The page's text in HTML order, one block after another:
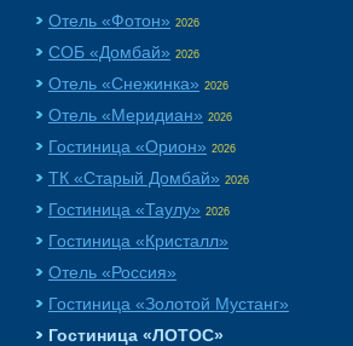
Отель «Фотон» 2026
СОБ «Домбай» 2026
Отель «Снежинка» 2026
Отель «Меридиан» 2026
Гостиница «Орион» 2026
ТК «Старый Домбай» 2026
Гостиница «Таулу» 2026
Гостиница «Кристалл»
Отель «Россия»
Гостиница «Золотой Мустанг»
Гостиница «ЛОТОС»